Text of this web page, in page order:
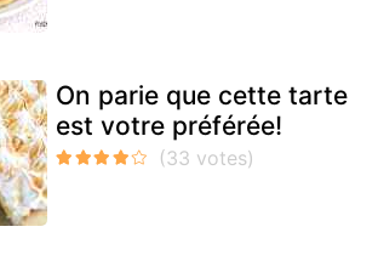
On parie que cette tarte
est votre préférée!